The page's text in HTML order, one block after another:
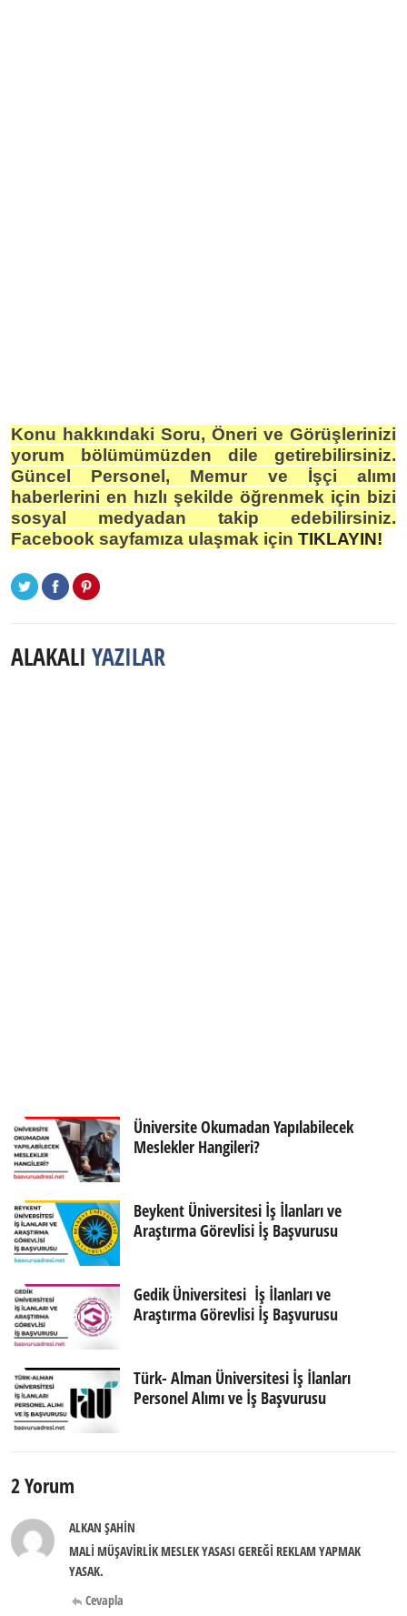
Konu hakkındaki Soru, Öneri ve Görüşlerinizi
yorum bölümümüzden dile getirebilirsiniz.
Güncel Personel, Memur ve İşçi alımı
haberlerini en hızlı şekilde öğrenmek için bizi
sosyal medyadan takip edebilirsiniz.
Facebook sayfamıza ulaşmak için TIKLAYIN!
ALAKALI YAZILAR
Üniversite Okumadan Yapılabilecek
Meslekler Hangileri?
Beykent Üniversitesi İş İlanları ve
Araştırma Görevlisi İş Başvurusu
Gedik Üniversitesi İş İlanları ve
Araştırma Görevlisi İş Başvurusu
Türk- Alman Üniversitesi İş İlanları
Personel Alımı ve İş Başvurusu
2 Yorum
ALKAN ŞAHİN
MALİ MÜŞAVİRLİK MESLEK YASASI GEREĞİ REKLAM YAPMAK
YASAK.
Cevapla